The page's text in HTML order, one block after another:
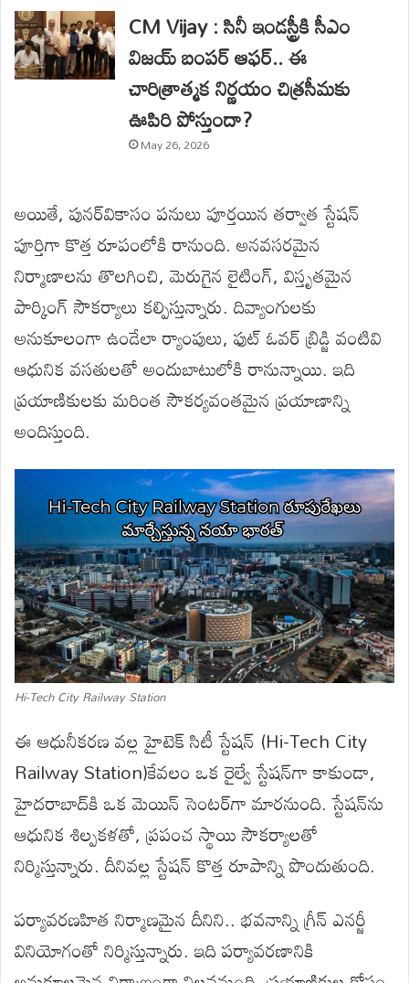
CM Vijay : సినీ ఇండస్ట్రీకి సీఎం
విజయ్ బంపర్ ఆఫర్.. ఈ
చారిత్రాత్మక నిర్ణయం చిత్రసీమకు
ఊపిరి పోస్తుందా?
May 26, 2026
అయితే, పునర్‌వికాసం పనులు పూర్తయిన తర్వాత స్టేషన్
పూర్తిగా కొత్త రూపంలోకి రానుంది. అనవసరమైన
నిర్మాణాలను తొలగించి, మెరుగైన లైటింగ్, విస్తృతమైన
పార్కింగ్ సౌకర్యాలు కల్పిస్తున్నారు. దివ్యాంగులకు
అనుకూలంగా ఉండేలా ర్యాంపులు, ఫుట్ ఓవర్ బ్రిడ్జి వంటివి
ఆధునిక వసతులతో అందుబాటులోకి రానున్నాయి. ఇది
ప్రయాణికులకు మరింత సౌకర్యవంతమైన ప్రయాణాన్ని
అందిస్తుంది.
Hi-Tech City Railway Station
ఈ ఆధునీకరణ వల్ల హైటెక్ సిటీ స్టేషన్ (Hi-Tech City
Railway Station)కేవలం ఒక రైల్వే స్టేషన్‌గా కాకుండా,
హైదరాబాద్‌కి ఒక మెయిన్ సెంటర్‌గా మారనుంది. స్టేషన్‌ను
ఆధునిక శిల్పకళతో, ప్రపంచ స్థాయి సౌకర్యాలతో
నిర్మిస్తున్నారు. దీనివల్ల స్టేషన్ కొత్త రూపాన్ని పొందుతుంది.
పర్యావరణహిత నిర్మాణమైన దీనిని.. భవనాన్ని గ్రీన్ ఎనర్జీ
వినియోగంతో నిర్మిస్తున్నారు. ఇది పర్యావరణానికి